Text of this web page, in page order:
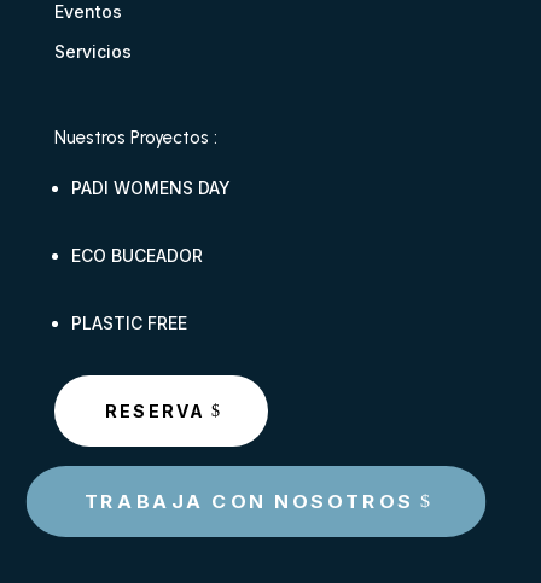
Eventos
Servicios
Nuestros Proyectos :
PADI WOMENS DAY
ECO BUCEADOR
PLASTIC FREE
RESERVA
TRABAJA CON NOSOTROS